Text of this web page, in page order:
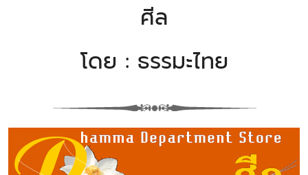
ศีล
โดย : ธรรมะไทย